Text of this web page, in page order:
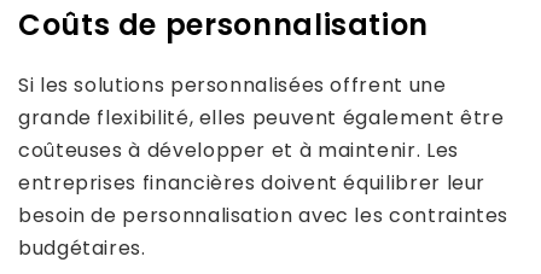
Coûts de personnalisation
Si les solutions personnalisées offrent une
grande flexibilité, elles peuvent également être
coûteuses à développer et à maintenir. Les
entreprises financières doivent équilibrer leur
besoin de personnalisation avec les contraintes
budgétaires.